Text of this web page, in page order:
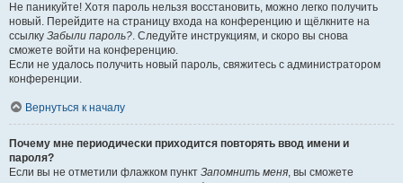
Не паникуйте! Хотя пароль нельзя восстановить, можно легко получить
новый. Перейдите на страницу входа на конференцию и щёлкните на
ссылку Забыли пароль?. Следуйте инструкциям, и скоро вы снова
сможете войти на конференцию.
Если не удалось получить новый пароль, свяжитесь с администратором
конференции.
Вернуться к началу
Почему мне периодически приходится повторять ввод имени и
пароля?
Если вы не отметили флажком пункт Запомнить меня, вы сможете